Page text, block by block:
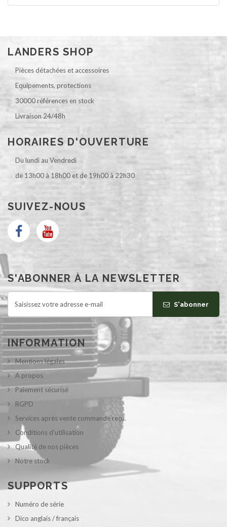
LANDERS SHOP
Pièces détachées et accessoires
Equipements, protections
30000 références en stock
Livraison 24/48h
HORAIRES D'OUVERTURE
Du lundi au Vendredi
de 13h00 à 18h00 et de 19h00 à 22h30
SUIVEZ-NOUS
S'ABONNER À LA NEWSLETTER
S'abonner
INFORMATION
Mentions légales
A propos
Paiement sécurisé
RGPD
Services après vente commande reçu.
Conditions d'utilisation
Qualité de nos pièces
Notre stock
SUPPORTS
Numéro de série
Dico anglais / français